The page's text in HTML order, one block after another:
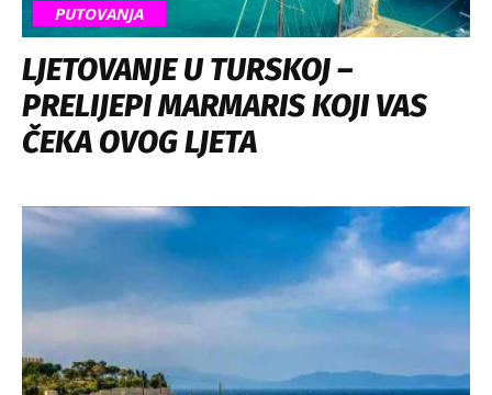
PUTOVANJA
LJETOVANJE U TURSKOJ –
PRELIJEPI MARMARIS KOJI VAS
ČEKA OVOG LJETA